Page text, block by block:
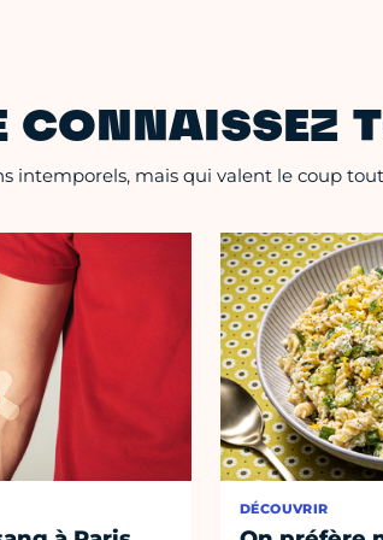
CONNAISSEZ
intemporels, mais qui valent le coup
DÉCOUVRIR